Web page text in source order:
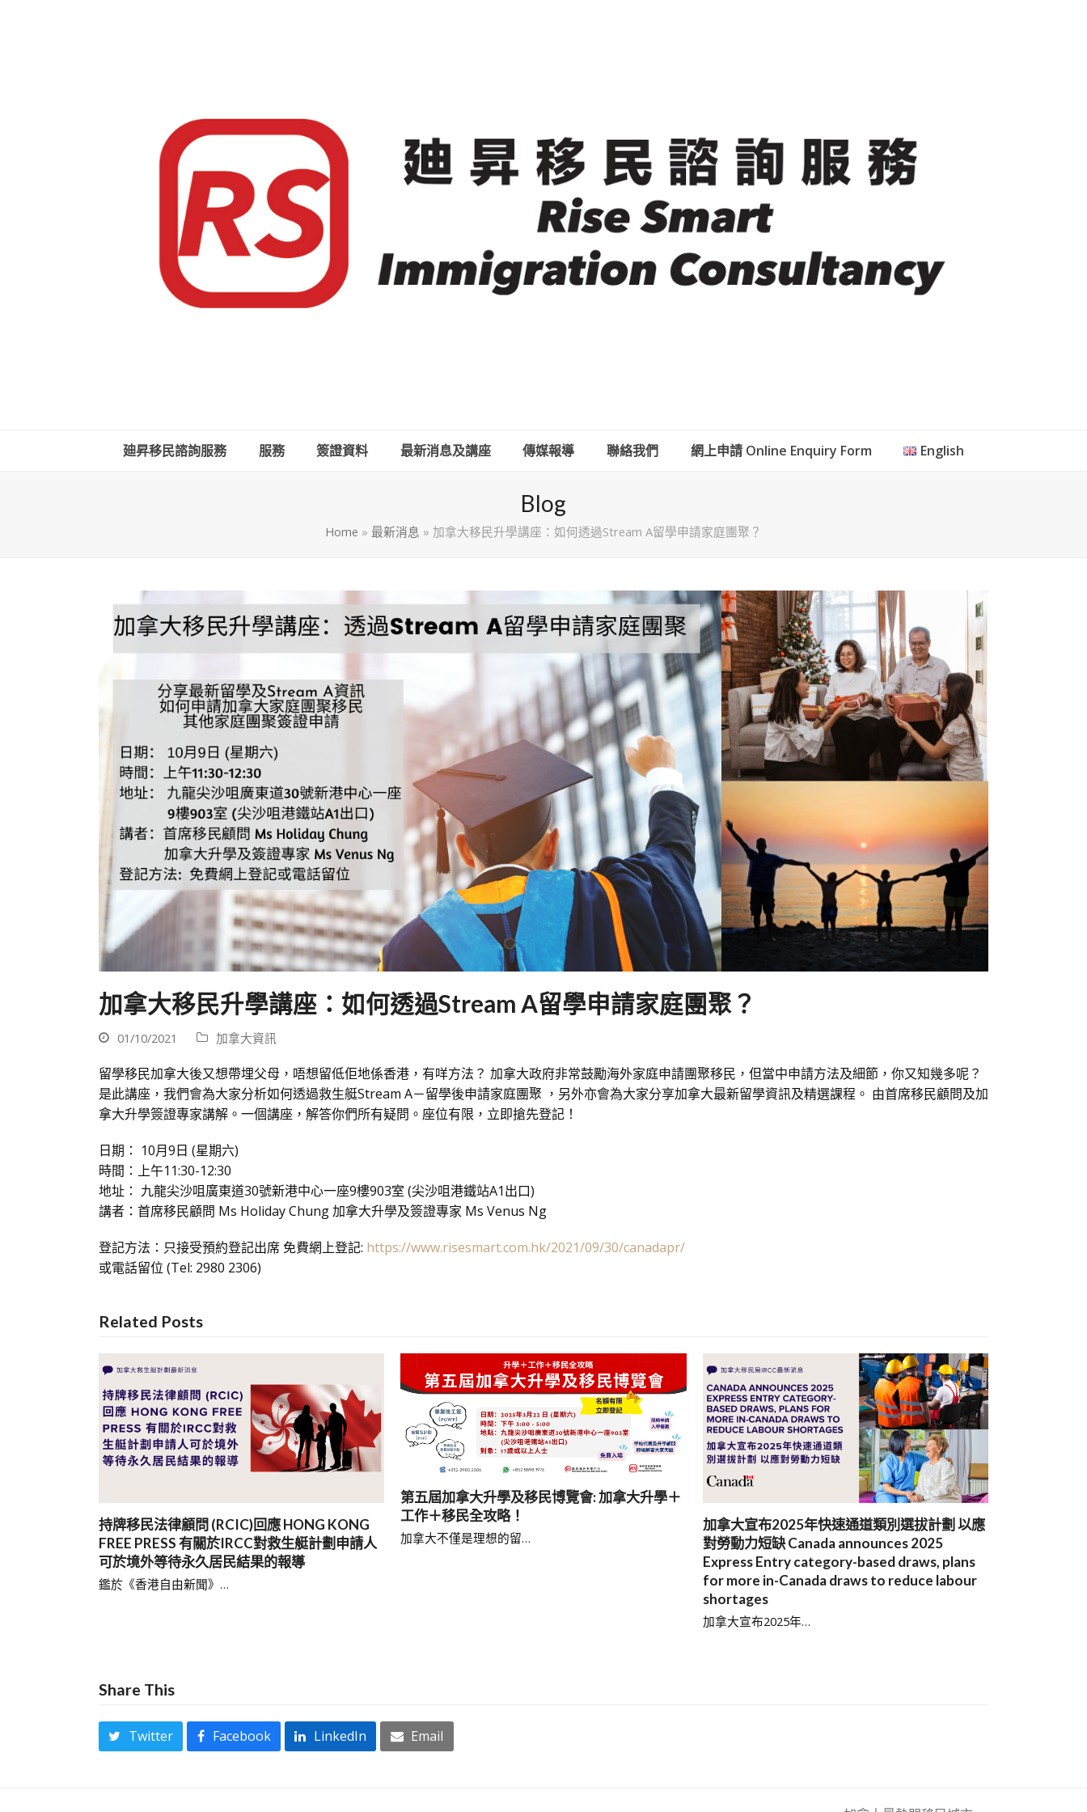
廸昇移民諮詢服務 服務 簽證資料 最新消息及講座 傳媒報導 聯絡我們 網上申請 Online Enquiry Form English
Blog
Home » 最新消息 » 加拿大移民升學講座：如何透過Stream A留學申請家庭團聚？
加拿大移民升學講座：如何透過Stream A留學申請家庭團聚？
01/10/2021 加拿大資訊
留學移民加拿大後又想帶埋父母，唔想留低佢地係香港，有咩方法？ 加拿大政府非常鼓勵海外家庭申請團聚移民，但當中申請方法及細節，你又知幾多呢？
是此講座，我們會為大家分析如何透過救生艇Stream A－留學後申請家庭團聚 ，另外亦會為大家分享加拿大最新留學資訊及精選課程。 由首席移民顧問及加
拿大升學簽證專家講解。一個講座，解答你們所有疑問。座位有限，立即搶先登記！
日期： 10月9日 (星期六)
時間：上午11:30-12:30
地址： 九龍尖沙咀廣東道30號新港中心一座9樓903室 (尖沙咀港鐵站A1出口)
講者：首席移民顧問 Ms Holiday Chung 加拿大升學及簽證專家 Ms Venus Ng
登記方法：只接受預約登記出席 免費網上登記: https://www.risesmart.com.hk/2021/09/30/canadapr/
或電話留位 (Tel: 2980 2306)
Related Posts
持牌移民法律顧問 (RCIC)回應 HONG KONG
FREE PRESS 有關於IRCC對救生艇計劃申請人
可於境外等待永久居民結果的報導
鑑於《香港自由新聞》…
第五屆加拿大升學及移民博覽會: 加拿大升學＋
工作＋移民全攻略！
加拿大不僅是理想的留…
加拿大宣布2025年快速通道類別選拔計劃 以應
對勞動力短缺 Canada announces 2025
Express Entry category-based draws, plans
for more in-Canada draws to reduce labour
shortages
加拿大宣布2025年…
Share This
Twitter Facebook LinkedIn Email